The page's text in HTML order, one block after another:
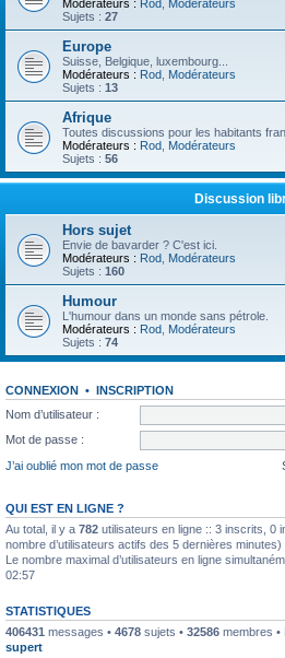
Modérateurs : Rod Modérateurs
Sujets : 27
Europe
Suisse, Belgique, luxembourg...
Modérateurs : Rod Modérateurs
Sujets : 13
Afrique
Toutes discussions pour les habitants
Modérateurs : Rod Modérateurs
Sujets : 56
Discussion
Hors sujet
Envie de bavarder ? C'est ici.
Modérateurs : Rod Modérateurs
Sujets : 160
Humour
L'humour dans un monde sans pétrole.
Modérateurs : Rod Modérateurs
Sujets : 74
CONNEXION • INSCRIPTION
Nom d’utilisateur :
Mot de passe :
J’ai oublié mon mot de passe
QUI EST EN LIGNE ?
Au total, il y a 782 utilisateurs en ligne :: 3 inscrits, 0
nombre d’utilisateurs actifs des 5 dernières minutes)
Le nombre maximal d’utilisateurs en ligne
02:57
STATISTIQUES
406431 messages • 4678 sujets • 32586 membres
supert